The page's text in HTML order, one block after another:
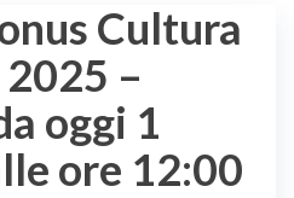
Cultura
–
oggi 1
ore 12:00